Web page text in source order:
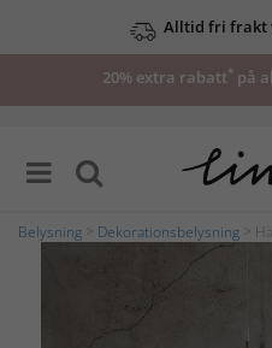
Alltid fri frakt
20% extra rabatt*på
Belysning Dekorationsbelysning >